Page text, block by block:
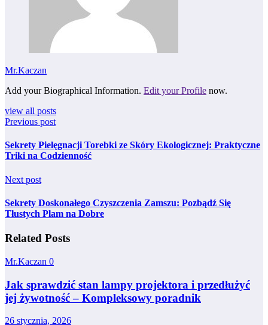
Mr.Kaczan
Add your Biographical Information. Edit your Profile now.
view all posts
Previous post
Sekrety Pielęgnacji Torebki ze Skóry Ekologicznej: Praktyczne
Triki na Codzienność
Next post
Sekrety Doskonałego Czyszczenia Zamszu: Pozbądź Się
Tłustych Plam na Dobre
Related Posts
Mr.Kaczan 0
Jak sprawdzić stan lampy projektora i przedłużyć
jej żywotność – Kompleksowy poradnik
26 stycznia, 2026